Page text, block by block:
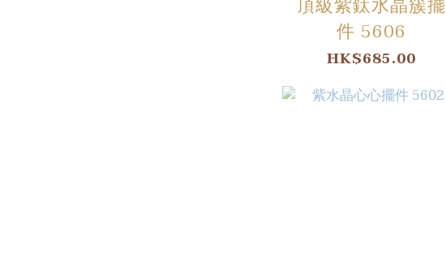
頂級紫鈦水晶簇擺
件 5606
HK$685.00